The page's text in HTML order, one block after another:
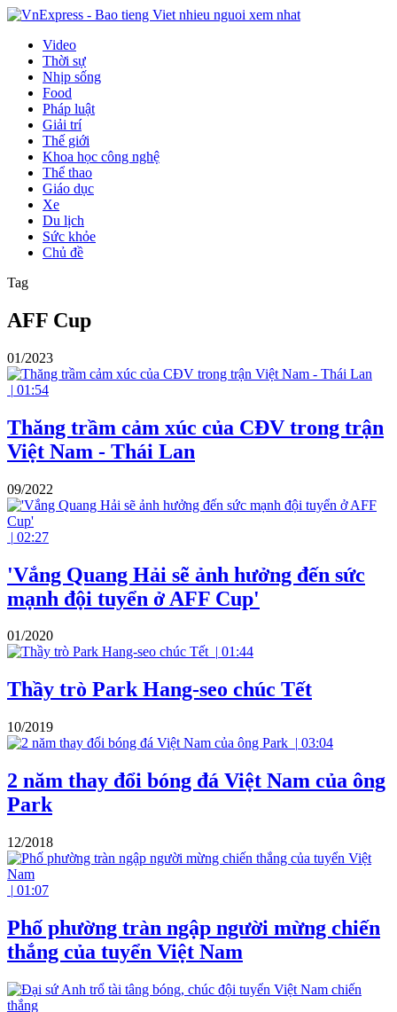
Video
Thời sự
Nhịp sống
Food
Pháp luật
Giải trí
Thế giới
Khoa học công nghệ
Thể thao
Giáo dục
Xe
Du lịch
Sức khỏe
Chủ đề
Tag
AFF Cup
01/2023
| 01:54
Thăng trầm cảm xúc của CĐV trong trận
Việt Nam - Thái Lan
09/2022
| 02:27
'Vắng Quang Hải sẽ ảnh hưởng đến sức
mạnh đội tuyển ở AFF Cup'
01/2020
| 01:44
Thầy trò Park Hang-seo chúc Tết
10/2019
| 03:04
2 năm thay đổi bóng đá Việt Nam của ông
Park
12/2018
| 01:07
Phố phường tràn ngập người mừng chiến
thắng của tuyển Việt Nam